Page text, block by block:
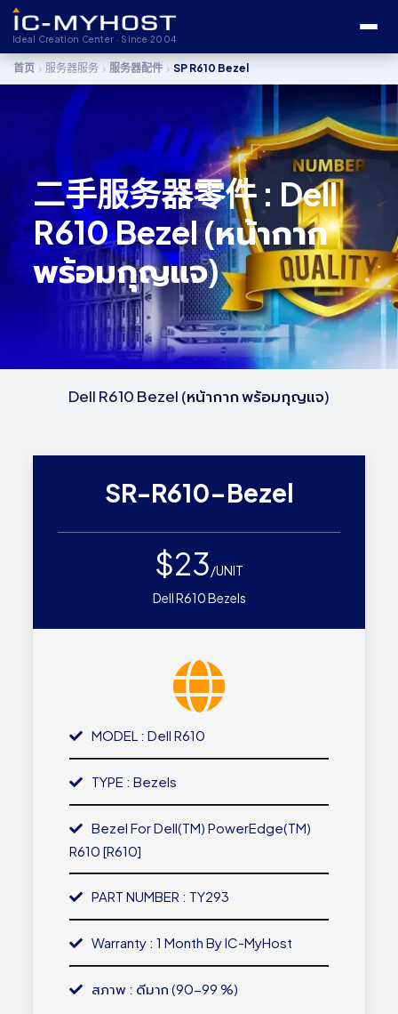
Ideal Creation Center · Since 2004
首页 › 服务器服务 › 服务器配件 › SP R610 Bezel
二手服务器零件 : Dell
R610 Bezel (หน้ากาก
พร้อมกุญแจ)
Dell R610 Bezel (หน้ากาก พร้อมกุญแจ)
SR-R610-Bezel
$23/UNIT
Dell R610 Bezels
MODEL : Dell R610
TYPE : Bezels
Bezel For Dell(TM) PowerEdge(TM)
R610 [R610]
PART NUMBER : TY293
Warranty : 1 Month By IC-MyHost
สภาพ : ดีมาก (90-99 %)